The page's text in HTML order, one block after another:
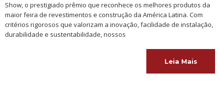
Show, o prestigiado prêmio que reconhece os melhores produtos da
maior feira de revestimentos e construção da América Latina. Com
critérios rigorosos que valorizam a inovação, facilidade de instalação,
durabilidade e sustentabilidade, nossos
Leia Mais